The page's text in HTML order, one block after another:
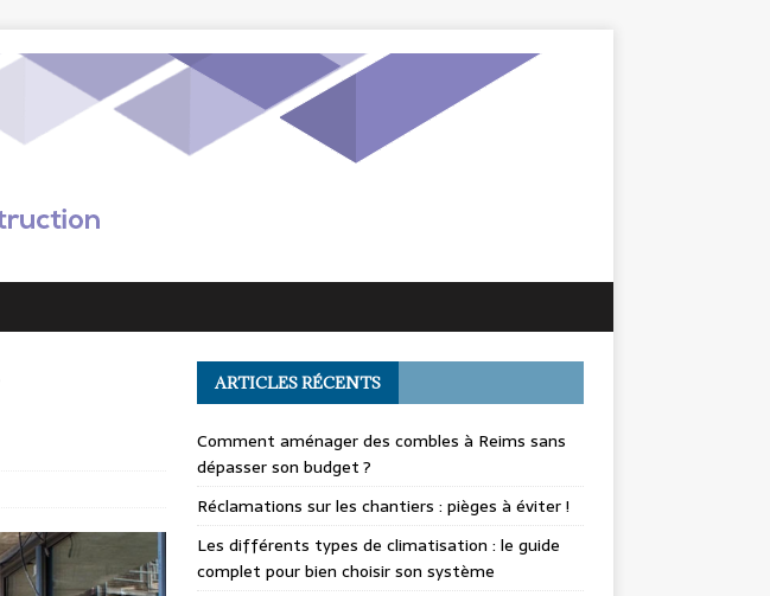
ARTICLES RÉCENTS
Comment aménager des combles à Reims sans
dépasser son budget ?
Réclamations sur les chantiers : pièges à éviter !
Les différents types de climatisation : le guide
complet pour bien choisir son système